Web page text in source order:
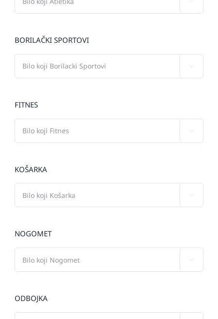
BORILAČKI SPORTOVI
FITNES
KOŠARKA
NOGOMET
ODBOJKA